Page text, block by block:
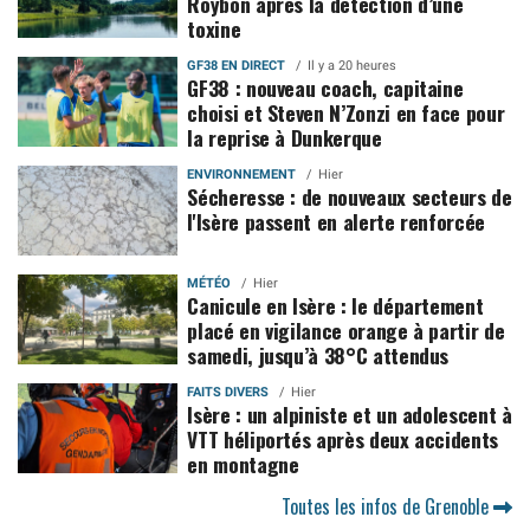
toxine
GF38 EN DIRECT Il y a 20 heures
GF38 : nouveau coach, capitaine
choisi et Steven N’Zonzi en face pour
la reprise à Dunkerque
ENVIRONNEMENT Hier
Sécheresse : de nouveaux secteurs de
l'Isère passent en alerte renforcée
MÉTÉO Hier
Canicule en Isère : le département
placé en vigilance orange à partir de
samedi, jusqu’à 38°C attendus
FAITS DIVERS Hier
Isère : un alpiniste et un adolescent à
VTT héliportés après deux accidents
en montagne
Toutes les infos de Grenoble